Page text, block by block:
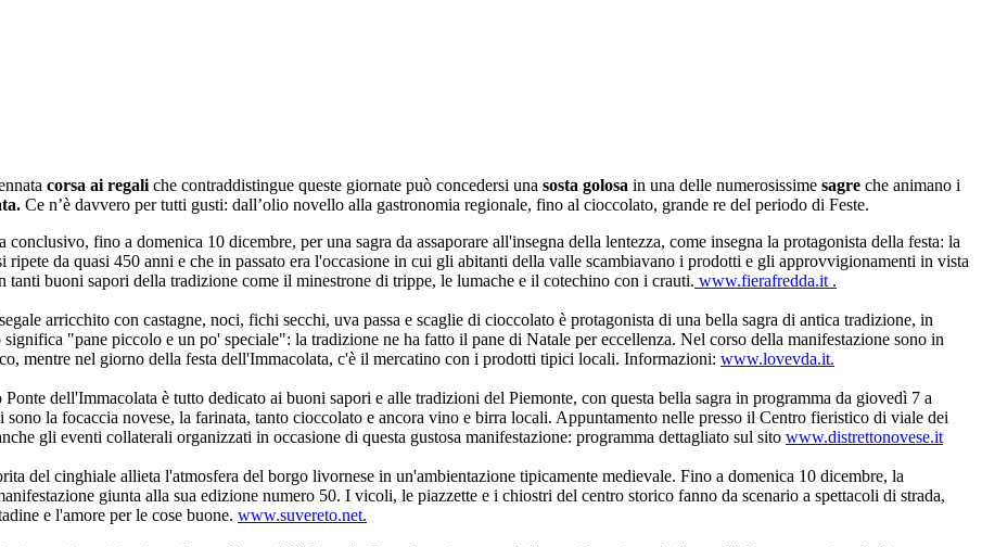
corsa ai regali che contraddistingue queste giornate può concedersi una sosta golosa in una delle numerosissime sagre che animano i
Ce n’è davvero per tutti gusti: dall’olio novello alla gastronomia regionale, fino al cioccolato, grande re del periodo di Feste.
conclusivo, fino a domenica 10 dicembre, per una sagra da assaporare all'insegna della lentezza, come insegna la protagonista della festa: la
ripete da quasi 450 anni e che in passato era l'occasione in cui gli abitanti della valle scambiavano i prodotti e gli approvvigionamenti in vista
buoni sapori della tradizione come il minestrone di trippe, le lumache e il cotechino con i crauti. www.fierafredda.it .
arricchito con castagne, noci, fichi secchi, uva passa e scaglie di cioccolato è protagonista di una bella sagra di antica tradizione, in
"pane piccolo e un po' speciale": la tradizione ne ha fatto il pane di Natale per eccellenza. Nel corso della manifestazione sono in
mentre nel giorno della festa dell'Immacolata, c'è il mercatino con i prodotti tipici locali. Informazioni: www.lovevda.it.
dell'Immacolata è tutto dedicato ai buoni sapori e alle tradizioni del Piemonte, con questa bella sagra in programma da giovedì 7 a
la focaccia novese, la farinata, tanto cioccolato e ancora vino e birra locali. Appuntamento nelle presso il Centro fieristico di viale dei
gli eventi collaterali organizzati in occasione di questa gustosa manifestazione: programma dettagliato sul sito www.distrettonovese.it
del cinghiale allieta l'atmosfera del borgo livornese in un'ambientazione tipicamente medievale. Fino a domenica 10 dicembre, la
giunta alla sua edizione numero 50. I vicoli, le piazzette e i chiostri del centro storico fanno da scenario a spettacoli di strada,
e l'amore per le cose buone. www.suvereto.net.